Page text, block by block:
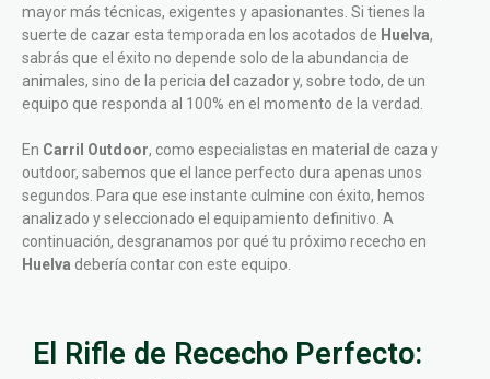
mayor más técnicas, exigentes y apasionantes. Si tienes la
suerte de cazar esta temporada en los acotados de Huelva,
sabrás que el éxito no depende solo de la abundancia de
animales, sino de la pericia del cazador y, sobre todo, de un
equipo que responda al 100% en el momento de la verdad.
En Carril Outdoor, como especialistas en material de caza y
outdoor, sabemos que el lance perfecto dura apenas unos
segundos. Para que ese instante culmine con éxito, hemos
analizado y seleccionado el equipamiento definitivo. A
continuación, desgranamos por qué tu próximo rececho en
Huelva debería contar con este equipo.
El Rifle de Rececho Perfecto: